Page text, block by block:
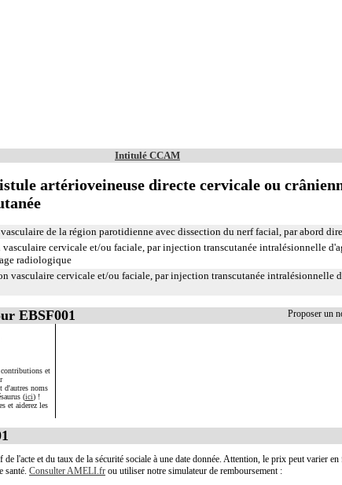
Intitulé CCAM
artérioveineuse directe cervicale ou
de la région parotidienne avec dissection du nerf facial, par abord
vasculaire cervicale et/ou faciale, par injection transcutanée intralésionnelle
radiologique
vasculaire cervicale et/ou faciale, par injection transcutanée intralésionnelle
Proposer un
EBSF001
et
d'autres noms
(ici) !
et aiderez les
de l'acte et du taux de la sécurité sociale à une date donnée. Attention, le prix peut varier
santé. Consulter AMELI.fr ou utiliser notre simulateur de remboursement :